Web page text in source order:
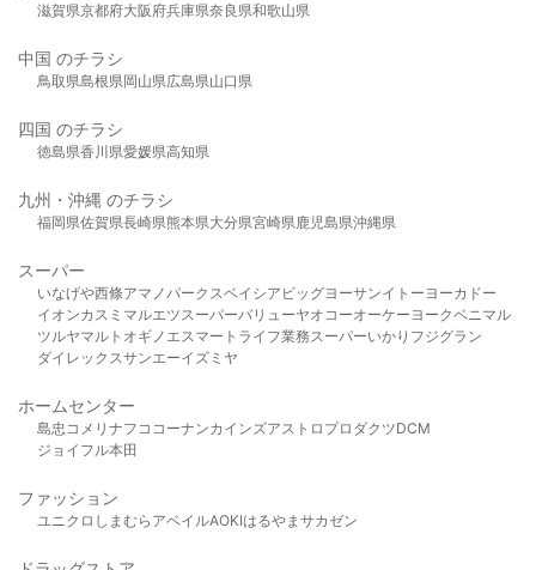
滋賀県京都府大阪府兵庫県奈良県和歌山県
中国 のチラシ
鳥取県島根県岡山県広島県山口県
四国 のチラシ
徳島県香川県愛媛県高知県
九州・沖縄 のチラシ
福岡県佐賀県長崎県熊本県大分県宮崎県鹿児島県沖縄県
スーパー
いなげや西條アマノパークスベイシア ビッグヨーサンイトーヨーカドー
イオンカスミ マルエツスーパーバリューヤオコーオーケー ヨークベニマル
ツルヤマルト オギノ エスマート ライフ業務スーパーいかり フジグラン
ダイレックスサンエーイズミヤ
ホームセンター
島忠 コメリ ナフコ コーナンカインズアストロプロダクツDCM
ジョイフル本田
ファッション
ユニクロ しまむら アベイルAOKIはるやま サカゼン